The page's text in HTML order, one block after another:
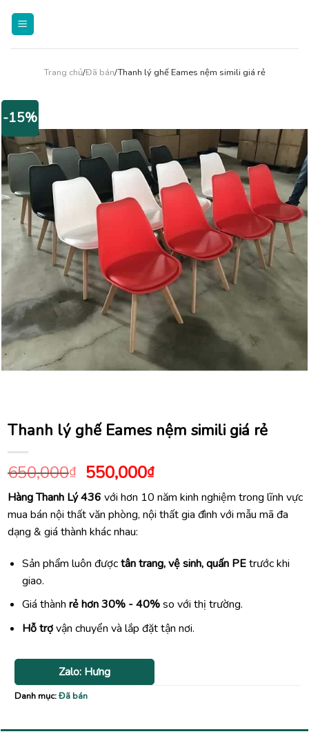
Trang chủ/Đã bán/Thanh lý ghế Eames nệm simili giá rẻ
-15%
Thanh lý ghế Eames nệm simili giá rẻ
650,000₫ Giá
gốc
là:
650,000₫.
550,000₫Giá
hiện
tại
là:
Hàng Thanh Lý 436 với hơn 10 năm kinh nghiệm trong lĩnh vực
mua bán nội thất văn phòng, nội thất gia đình với mẫu mã đa
dạng & giá thành khác nhau:
Sản phẩm luôn đượctân trang, vệ sinh, quấn PEtrước khi
giao.
Giá thành rẻ hơn 30% - 40%so với thị trường.
Hỗ trợvận chuyển và lắp đặt tận nơi.
Zalo: Hưng
Danh mục:Đã bán